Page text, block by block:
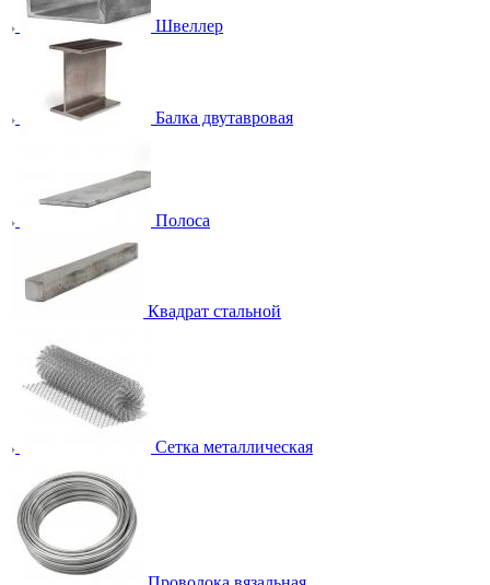
Швеллер
Балка двутавровая
Полоса
Квадрат стальной
Сетка металлическая